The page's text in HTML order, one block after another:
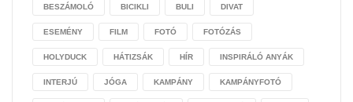
BESZÁMOLÓ BICIKLI BULI DIVAT
ESEMÉNY FILM FOTÓ FOTÓZÁS
HOLYDUCK HÁTIZSÁK HÍR INSPIRÁLÓ ANYÁK
INTERJÚ JÓGA KAMPÁNY KAMPÁNYFOTÓ